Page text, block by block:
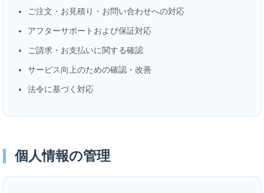
ご注文・お見積り・お問い合わせへの対応
アフターサポートおよび保証対応
ご請求・お支払いに関する確認
サービス向上のための確認・改善
法令に基づく対応
個人情報の管理